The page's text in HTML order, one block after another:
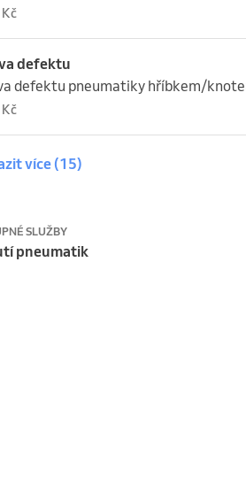
defektu
defektu pneumatiky hříbkem/
více(15)
SLUŽBY
pneumatik